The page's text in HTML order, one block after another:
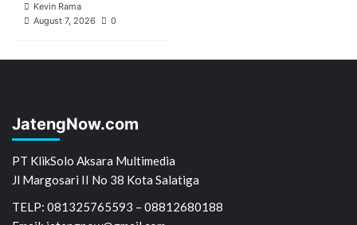
Kevin Rama
August 7, 2026
0
JatengNow.com
PT KlikSolo Aksara Multimedia
Jl Margosari II No 38 Kota Salatiga
TELP: 081325765593 – 08812680188